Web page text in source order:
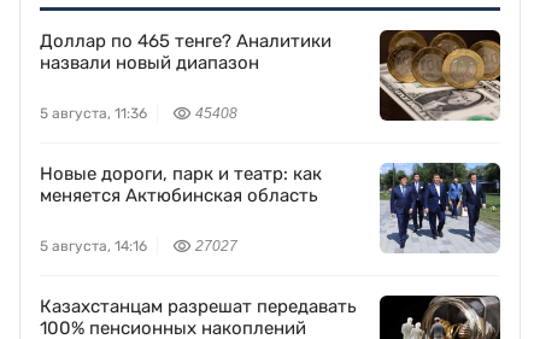
Доллар по 465 тенге? Аналитики
назвали новый диапазон
5 августа, 11:36 45408
Новые дороги, парк и театр: как
меняется Актюбинская область
5 августа, 14:16 27027
Казахстанцам разрешат передавать
100% пенсионных накоплений